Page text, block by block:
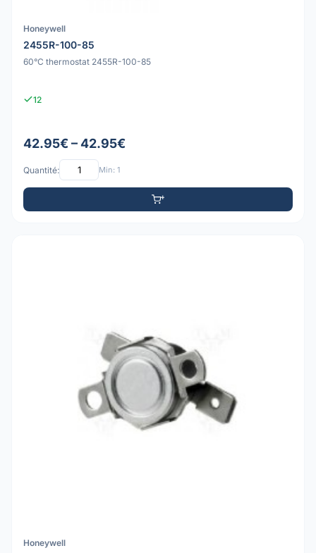
Honeywell
2455R-100-85
60°C thermostat 2455R-100-85
12
42.95€ – 42.95€
Quantité: Min: 1
Honeywell